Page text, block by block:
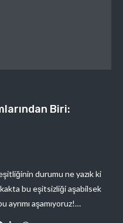
Biri:
durumu ne yazık ki
bu eşitsizliği aşabilsek
ayrımı aşamıyoruz!…